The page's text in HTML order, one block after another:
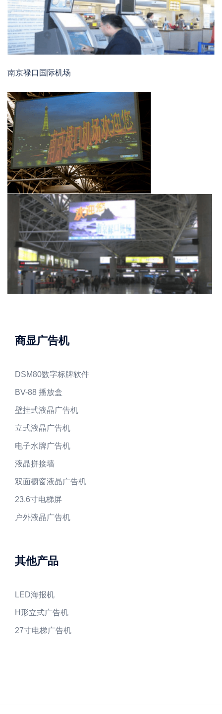
南京禄口国际机场
商显广告机
DSM80数字标牌软件
BV-88 播放盒
壁挂式液晶广告机
立式液晶广告机
电子水牌广告机
液晶拼接墙
双面橱窗液晶广告机
23.6寸电梯屏
户外液晶广告机
其他产品
LED海报机
H形立式广告机
27寸电梯广告机